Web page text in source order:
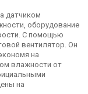
датчиком
оборудование
С помощью
вентилятор. Он
на
влажности от
на